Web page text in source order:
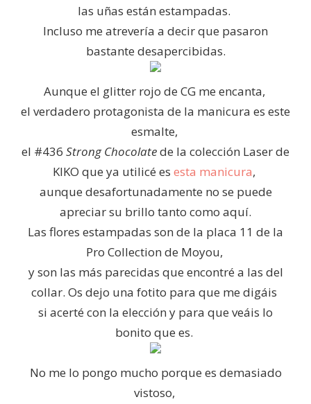
las uñas están estampadas.
Incluso me atrevería a decir que pasaron
bastante desapercibidas.
Aunque el glitter rojo de CG me encanta,
el verdadero protagonista de la manicura es este
esmalte,
el #436 Strong Chocolatede la colección Laser de
KIKO que ya utilicé es esta manicura,
aunque desafortunadamente no se puede
apreciar su brillo tanto como aquí.
Las flores estampadas son de la placa 11 de la
Pro Collection de Moyou,
y son las más parecidas que encontré a las del
collar. Os dejo una fotito para que me digáis
si acerté con la elección y para que veáis lo
bonito que es.
No me lo pongo mucho porque es demasiado
vistoso,